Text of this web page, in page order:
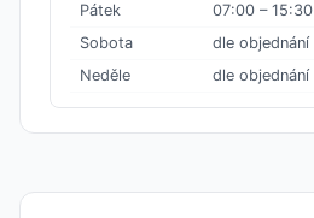
Pátek
07:00 – 15:30
Sobota
dle objednání
Neděle
dle objednání